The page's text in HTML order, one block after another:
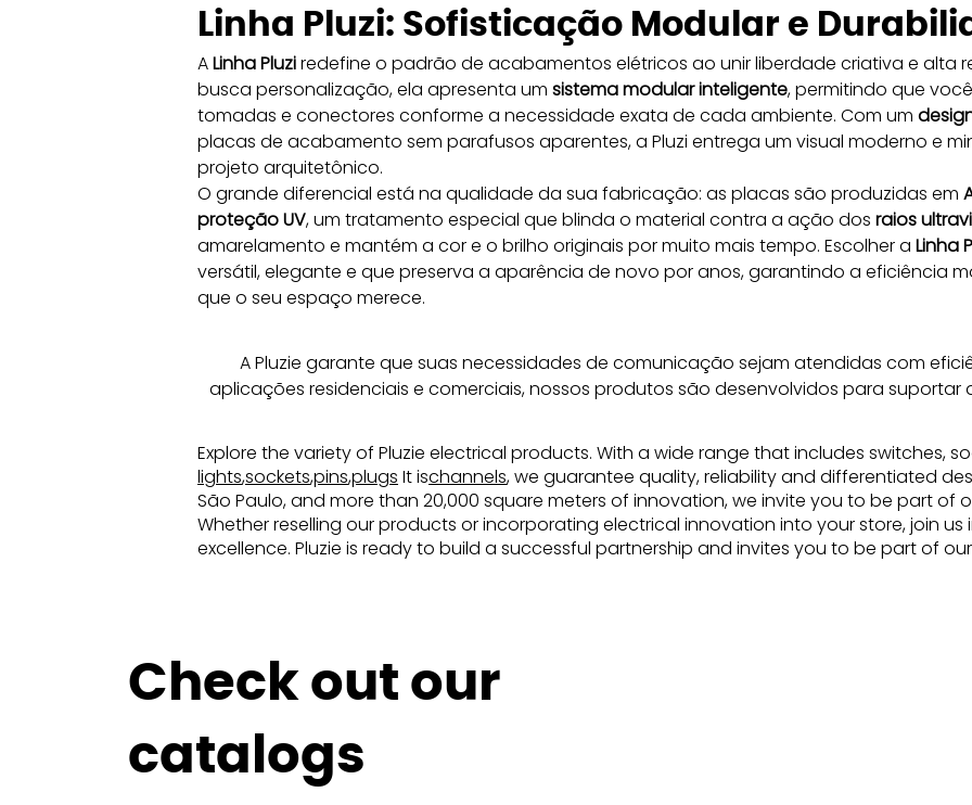
Linha Pluzi: Sofisticação Modular e
A Linha Pluzi redefine o padrão de acabamentos elétricos ao unir liberdade criativa e alta
busca personalização, ela apresenta um sistema modular inteligente, permitindo que
tomadas e conectores conforme a necessidade exata de cada ambiente. Com um
placas de acabamento sem parafusos aparentes, a Pluzi entrega um visual moderno e
projeto arquitetônico.
O grande diferencial está na qualidade da sua fabricação: as placas são produzidas em
proteção UV, um tratamento especial que blinda o material contra a ação dos raios
amarelamento e mantém a cor e o brilho originais por muito mais tempo. Escolher a Linha
versátil, elegante e que preserva a aparência de novo por anos, garantindo a eficiência
que o seu espaço merece.
A Pluzie garante que suas necessidades de comunicação sejam atendidas com
aplicações residenciais e comerciais, nossos produtos são desenvolvidos para
Explore the variety of Pluzie electrical products. With a wide range that includes switches,
lights,sockets,pins,plugs It ischannels, we guarantee quality, reliability and differentiated
São Paulo, and more than 20,000 square meters of innovation, we invite you to be part of
Whether reselling our products or incorporating electrical innovation into your store, join
excellence. Pluzie is ready to build a successful partnership and invites you to be part of
Check out our
catalogs